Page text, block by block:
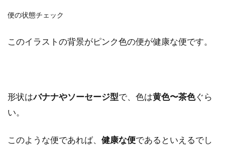
便の状態チェック
このイラストの背景がピンク色の便が健康な便です。
形状はバナナやソーセージ型で、色は黄色〜茶色ぐら
い。
このような便であれば、 健康な便であるといえるでし